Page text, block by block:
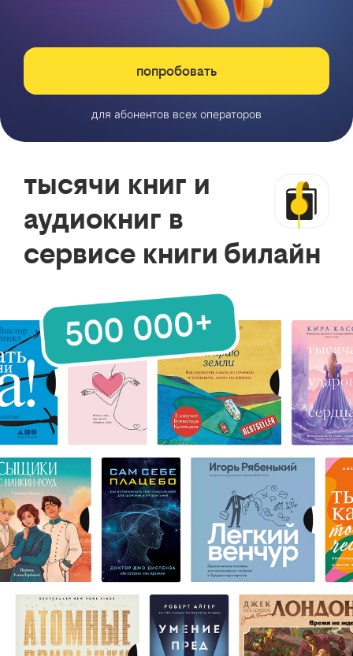
попробовать
для абонентов всех операторов
тысячи книг и
аудиокниг в
сервисе книги билайн